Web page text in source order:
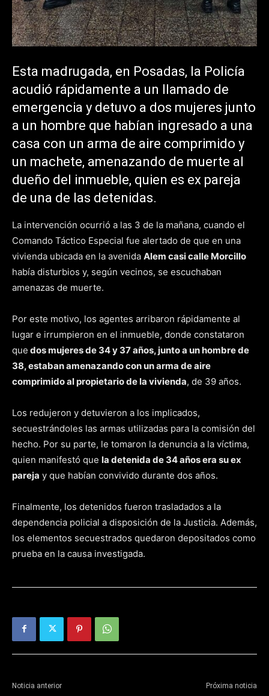
Esta madrugada, en Posadas, la Policía
acudió rápidamente a un llamado de
emergencia y detuvo a dos mujeres junto
a un hombre que habían ingresado a una
casa con un arma de aire comprimido y
un machete, amenazando de muerte al
dueño del inmueble, quien es ex pareja
de una de las detenidas.
La intervención ocurrió a las 3 de la mañana, cuando el
Comando Táctico Especial fue alertado de que en una
vivienda ubicada en la avenida Alem casi calle Morcillo
había disturbios y, según vecinos, se escuchaban
amenazas de muerte.
Por este motivo, los agentes arribaron rápidamente al
lugar e irrumpieron en el inmueble, donde constataron
que dos mujeres de 34 y 37 años, junto a un hombre de
38, estaban amenazando con un arma de aire
comprimido al propietario de la vivienda, de 39 años.
Los redujeron y detuvieron a los implicados,
secuestrándoles las armas utilizadas para la comisión del
hecho. Por su parte, le tomaron la denuncia a la víctima,
quien manifestó que la detenida de 34 años era su ex
pareja y que habían convivido durante dos años.
Finalmente, los detenidos fueron trasladados a la
dependencia policial a disposición de la Justicia. Además,
los elementos secuestrados quedaron depositados como
prueba en la causa investigada.
Noticia anterior Próxima noticia